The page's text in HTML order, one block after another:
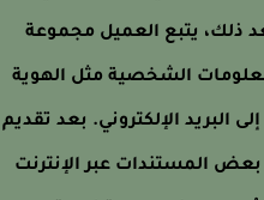
يتبع العميل مجموعة
الشخصية مثل الهوية
الإلكتروني. بعد تقديم
المستندات عبر الإنترنت